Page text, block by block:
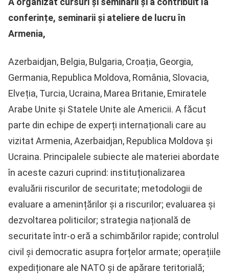
conferințe, seminarii și ateliere de lucru în
Armenia,
Azerbaidjan, Belgia, Bulgaria, Croația, Georgia,
Germania, Republica Moldova, România, Slovacia,
Elveția, Turcia, Ucraina, Marea Britanie, Emiratele
Arabe Unite și Statele Unite ale Americii. A făcut
parte din echipe de experți internaționali care au
vizitat Armenia, Azerbaidjan, Republica Moldova și
Ucraina. Principalele subiecte ale materiei abordate
în aceste cazuri cuprind: instituționalizarea
evaluării riscurilor de securitate; metodologii de
evaluare a amenințărilor și a riscurilor; evaluarea și
dezvoltarea politicilor; strategia națională de
securitate într-o eră a schimbărilor rapide; controlul
civil și democratic asupra forțelor armate; operațiile
expediționare ale NATO și de apărare teritorială;